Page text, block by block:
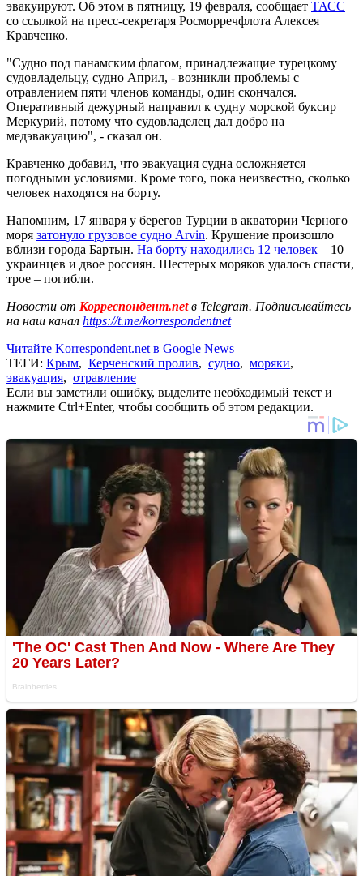
эвакуируют. Об этом в пятницу, 19 февраля, сообщает ТАСС
со ссылкой на пресс-секретаря Росморречфлота Алексея
Кравченко.
"Судно под панамским флагом, принадлежащие турецкому
судовладельцу, судно Април, - возникли проблемы с
отравлением пяти членов команды, один скончался.
Оперативный дежурный направил к судну морской буксир
Меркурий, потому что судовладелец дал добро на
медэвакуацию", - сказал он.
Кравченко добавил, что эвакуация судна осложняется
погодными условиями. Кроме того, пока неизвестно, сколько
человек находятся на борту.
Напомним, 17 января у берегов Турции в акватории Черного
моря затонуло грузовое судно Arvin. Крушение произошло
вблизи города Бартын. На борту находились 12 человек – 10
украинцев и двое россиян. Шестерых моряков удалось спасти,
трое – погибли.
Новости от Корреспондент.netв Telegram. Подписывайтесь
на наш канал https://t.me/korrespondentnet
Читайте Korrespondent.net в Google News
ТЕГИ: Крым, Керченский пролив, судно, моряки,
эвакуация, отравление
Если вы заметили ошибку, выделите необходимый текст и
нажмите Ctrl+Enter, чтобы сообщить об этом редакции.